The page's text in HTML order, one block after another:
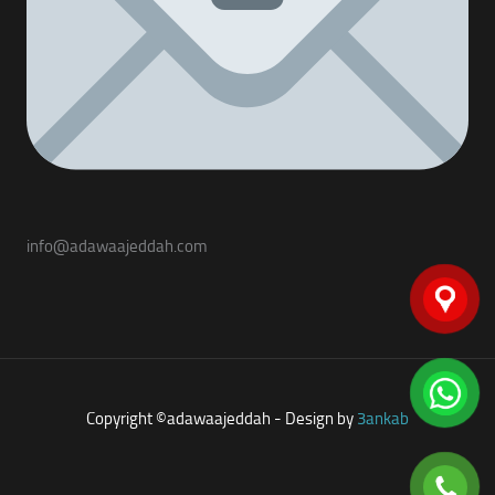
info@adawaajeddah.com
Copyright ©adawaajeddah - Design by3ankab